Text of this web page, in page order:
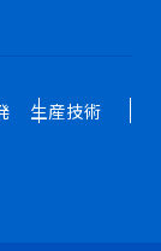
生産技術